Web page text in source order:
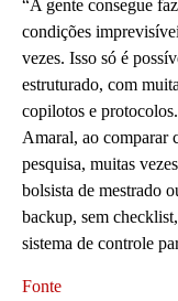
“A gente consegue
condições
vezes. Isso só é
estruturado, com
copilotos e
Amaral, ao comparar
pesquisa, muitas
bolsista de mestrado
backup, sem
sistema de controle
Fonte